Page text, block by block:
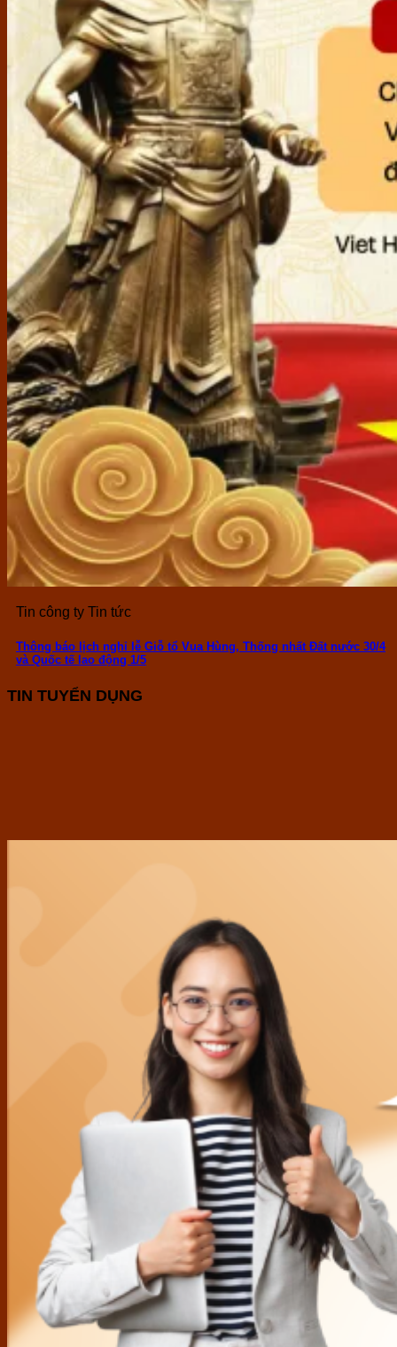
Tin công ty Tin tức
Thông báo lịch nghỉ lễ Giỗ tổ Vua Hùng, Thống nhất Đất nước 30/4
và Quốc tế lao động 1/5
TIN TUYỂN DỤNG